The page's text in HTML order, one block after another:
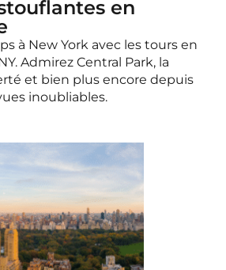
en
à New York avec les tours en
Admirez Central Park, la
et bien plus encore depuis
inoubliables.